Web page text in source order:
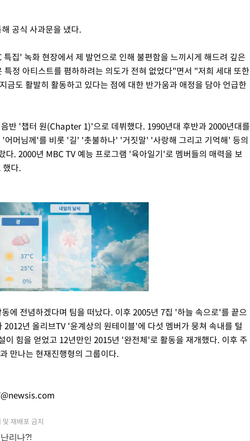
공식 사과문을 냈다.
집' 녹화 현장에서 제 발언으로 인해 불편함을 느끼시게 해드려 깊은
특정 아티스트를 폄하하려는 의도가 전혀 없었다"면서 "저희 세대 또한
금도 활발히 활동하고 있다는 점에 대한 반가움과 애정을 담아 언급한
반 '챕터 원(Chapter 1)'으로 데뷔했다. 1990년대 후반과 2000년대를
'어머님께'를 비롯 '길' '촛불하나' '거짓말' '사랑해 그리고 기억해' 등의
다. 2000년 MBC TV 예능 프로그램 '육아일기'로 멤버들의 매력을 보
했다.
Mute
에 전념하겠다며 팀을 떠났다. 이후 2005년 7집 '하늘 속으로'를 끝으
년 올리브TV '윤계상의 원테이블'에 다섯 멤버가 뭉쳐 속내를 털
이 힘을 얻었고 12년만인 2015년 '완전체'로 활동을 재개했다. 이후 주
만나는 현재진행형의 그룹이다.
재배포 금지